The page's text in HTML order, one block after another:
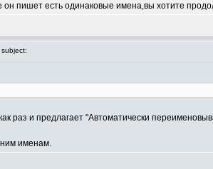
пишет есть одинаковые имена,вы хотите
раз и предлагает "Автоматически
именам.